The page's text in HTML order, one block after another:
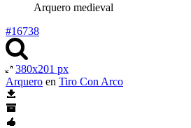
Arquero medieval
#16738
380x201 px
Arquero en Tiro Con Arco